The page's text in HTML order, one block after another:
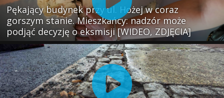
Pękający budynek przy ul. Hożej w coraz
gorszym stanie. Mieszkańcy: nadzór może
podjąć decyzję o eksmisji [WIDEO, ZDJĘCIA]